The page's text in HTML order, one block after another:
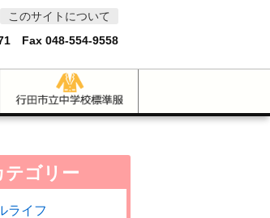
このサイトについて
Fax 048-554-9558
テゴリー
ライフ